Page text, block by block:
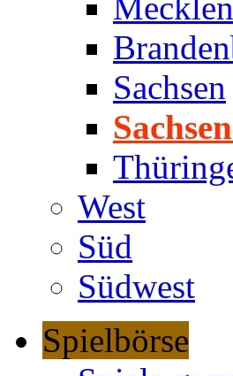
Sachsen
West
Süd
Südwest
Spielbörse